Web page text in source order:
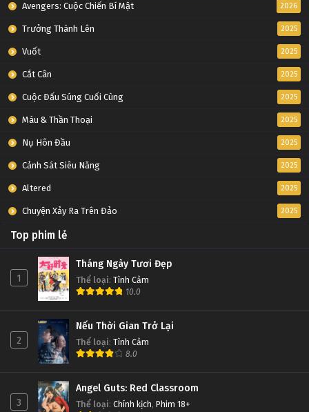
Avengers: Cuộc Chiến Bí Mật 2026
Trưởng Thành Lên 2025
Vuốt 2025
Cắt Cân 2025
Cuộc Đấu Súng Cuối Cùng 2025
Máu & Thần Thoại 2025
Nụ Hôn Đầu 2025
Cảnh Sát Siêu Năng 2025
Altered 2025
Chuyện Xảy Ra Trên Đảo 2025
Top phim lẻ
1
Tháng Ngày Tươi Đẹp
Thể loại: Tình Cảm
10.0
2
Nếu Thời Gian Trở Lại
Thể loại: Tình Cảm
8.0
3
Angel Guts: Red Classroom
Thể loại: Chính kịch, Phim 18+